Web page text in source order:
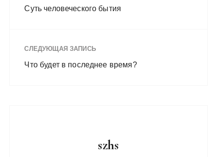
Суть человеческого бытия
СЛЕДУЮЩАЯ ЗАПИСЬ
Что будет в последнее время?
szhs